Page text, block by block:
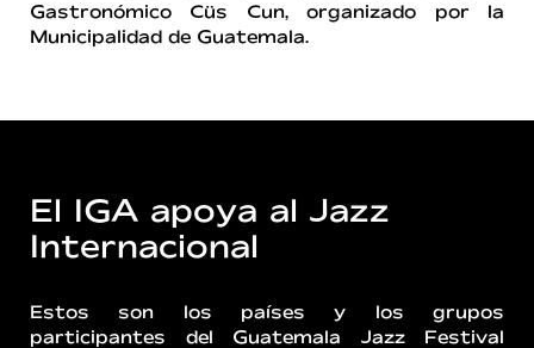
Gastronómico Cüs Cun, organizado por la
Municipalidad de Guatemala.
El IGA apoya al Jazz
Internacional
Estos son los países y los grupos
participantes del Guatemala Jazz Festival